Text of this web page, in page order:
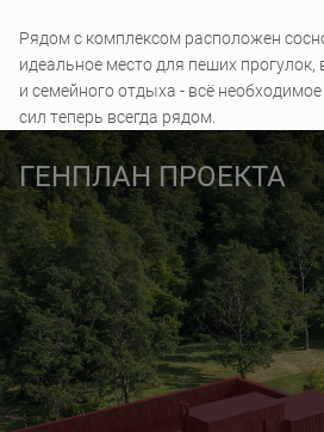
Рядом с комплексом расположен
идеальное место для пеших прогулок,
и семейного отдыха - всё
сил теперь всегда рядом.
ГЕНПЛАН ПРОЕКТА